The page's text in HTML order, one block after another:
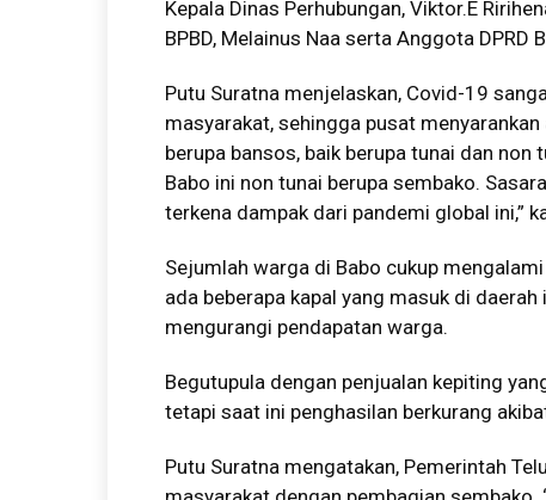
Kepala Dinas Perhubungan, Viktor.E
BPBD, Melainus Naa serta Anggota DPRD
Putu Suratna menjelaskan, Covid-19
masyarakat, sehingga pusat
berupa bansos, baik berupa tunai dan non
Babo ini non tunai berupa sembako.
terkena dampak dari pandemi global ini,”
Sejumlah warga di Babo cukup
ada beberapa kapal yang masuk di
mengurangi pendapatan warga.
Begutupula dengan penjualan kepiting
tetapi saat ini penghasilan berkurang
Putu Suratna mengatakan, Pemerintah